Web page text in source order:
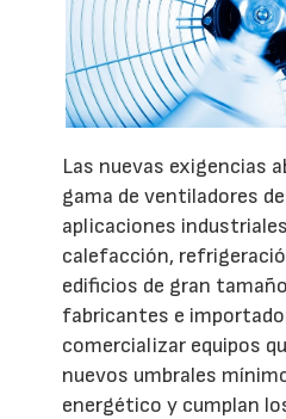
Las nuevas exigencias
gama de ventiladores
aplicaciones
calefacción,
edificios de gran
fabricantes e
comercializar equipos
nuevos umbrales
energético y cumplan